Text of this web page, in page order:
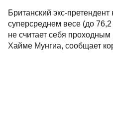
Британский экс-
суперсреднем весе (до
не считает себя
Хайме Мунгиа, сообщает